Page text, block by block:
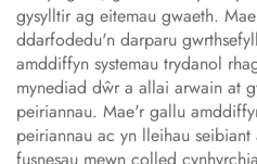
gysylltir ag eitemau gwaeth.
ddarfodedu'n darparu
amddiffyn systemau trydanol
mynediad dŵr a allai arwain at
peiriannau. Mae'r gallu
peiriannau ac yn lleihau